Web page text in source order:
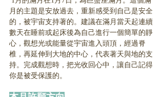
月的主題是安放過去，重新感受到自己是安全
的，被宇宙支持著的。建議在滿月當天起連續
數天在睡前或起床後為自己進行一個簡單的靜
心，觀想光或能量從宇宙進入頭頂，經過脊
椎，再延伸到大地的中心，代表著天與地的支
持。完成觀想時，把光收回心中，讓自己記得
你是被受保護的。